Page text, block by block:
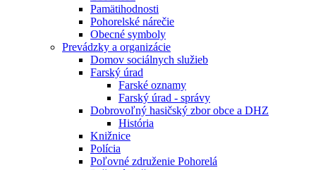
Pamätihodnosti
Pohorelské nárečie
Obecné symboly
Prevádzky a organizácie
Domov sociálnych služieb
Farský úrad
Farské oznamy
Farský úrad - správy
Dobrovoľný hasičský zbor obce a DHZ
História
Knižnice
Polícia
Poľovné združenie Pohorelá